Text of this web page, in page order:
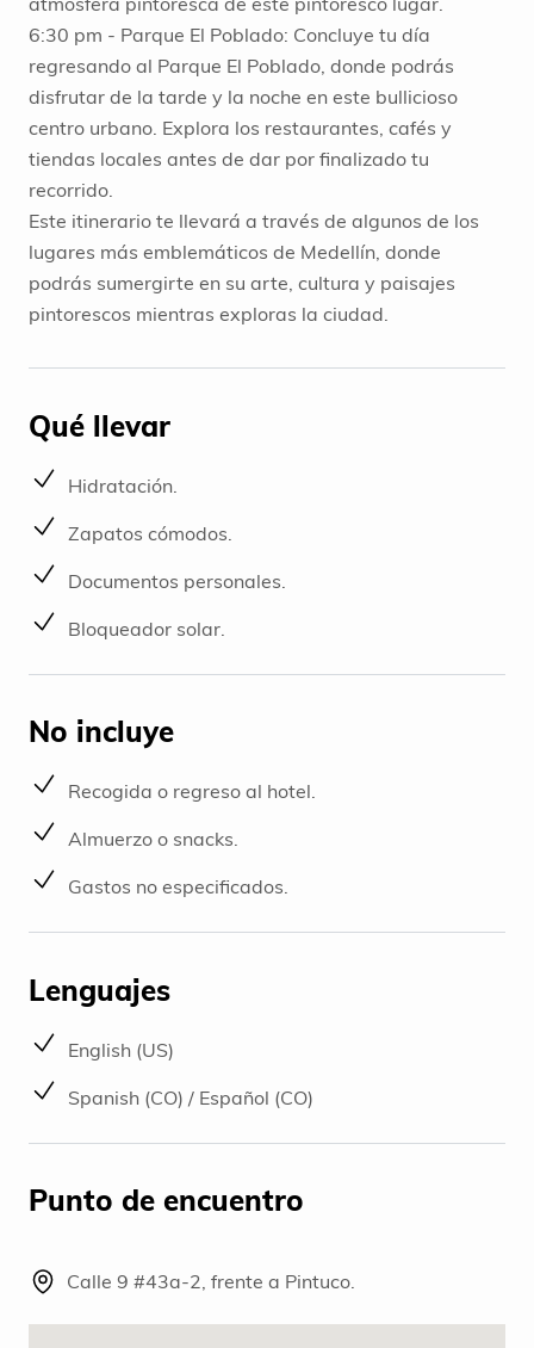
6:30 pm - Parque El Poblado: Concluye tu día
regresando al Parque El Poblado, donde podrás
disfrutar de la tarde y la noche en este bullicioso
centro urbano. Explora los restaurantes, cafés y
tiendas locales antes de dar por finalizado tu
recorrido.
Este itinerario te llevará a través de algunos de los
lugares más emblemáticos de Medellín, donde
podrás sumergirte en su arte, cultura y paisajes
pintorescos mientras exploras la ciudad.
Qué llevar
Hidratación.
Zapatos cómodos.
Documentos personales.
Bloqueador solar.
No incluye
Recogida o regreso al hotel.
Almuerzo o snacks.
Gastos no especificados.
Lenguajes
English (US)
Spanish (CO) / Español (CO)
Punto de encuentro
Calle 9 #43a-2, frente a Pintuco.